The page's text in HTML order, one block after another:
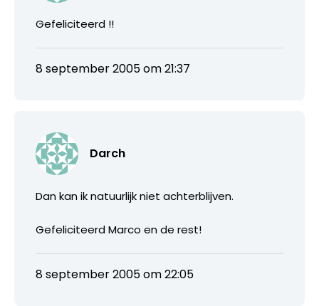
Gefeliciteerd !!
8 september 2005 om 21:37
Darch
Dan kan ik natuurlijk niet achterblijven.
Gefeliciteerd Marco en de rest!
8 september 2005 om 22:05